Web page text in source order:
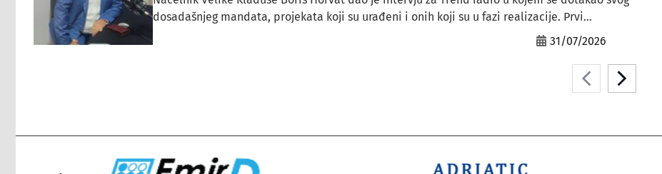
dosadašnjeg mandata, projekata koji su urađeni i onih koji su u fazi realizacije. Prvi...
31/07/2026